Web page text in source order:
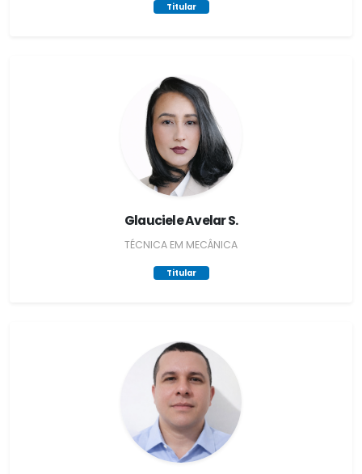
Titular
Glauciele Avelar S.
TÉCNICA EM MECÂNICA
Titular